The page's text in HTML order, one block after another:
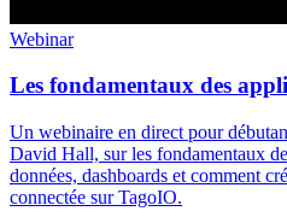
Webinar
Les fondamentaux des
Un webinaire en direct pour
David Hall, sur les fondamentaux
données, dashboards et comment
connectée sur TagoIO.